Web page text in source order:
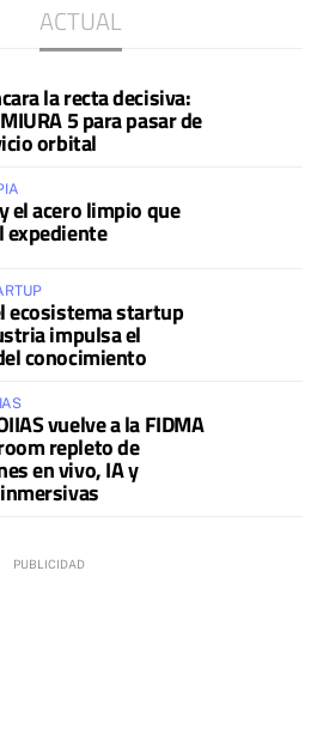
ACTUAL
la recta decisiva:
5 para pasar de
orbital
el acero limpio que
expediente
ecosistema startup
impulsa el
conocimiento
vuelve a la FIDMA
repleto de
en vivo, IA y